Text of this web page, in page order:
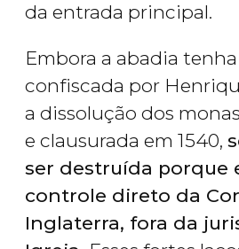
da entrada principal.
Embora a abadia
confiscada por
a dissolução dos
e clausurada em 1540,
ser destruída porque
controle direto da
Inglaterra, fora da